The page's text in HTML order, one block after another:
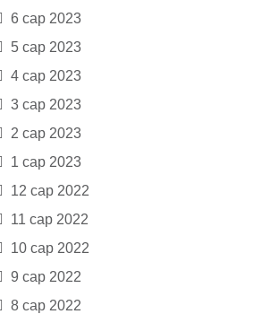
6 сар 2023
5 сар 2023
4 сар 2023
3 сар 2023
2 сар 2023
1 сар 2023
12 сар 2022
11 сар 2022
10 сар 2022
9 сар 2022
8 сар 2022